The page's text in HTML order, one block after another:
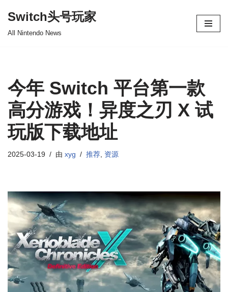
Switch头号玩家
All Nintendo News
今年 Switch 平台第一款
高分游戏！异度之刃 X 试
玩版下载地址
2025-03-19 由 xyg 推荐 资源